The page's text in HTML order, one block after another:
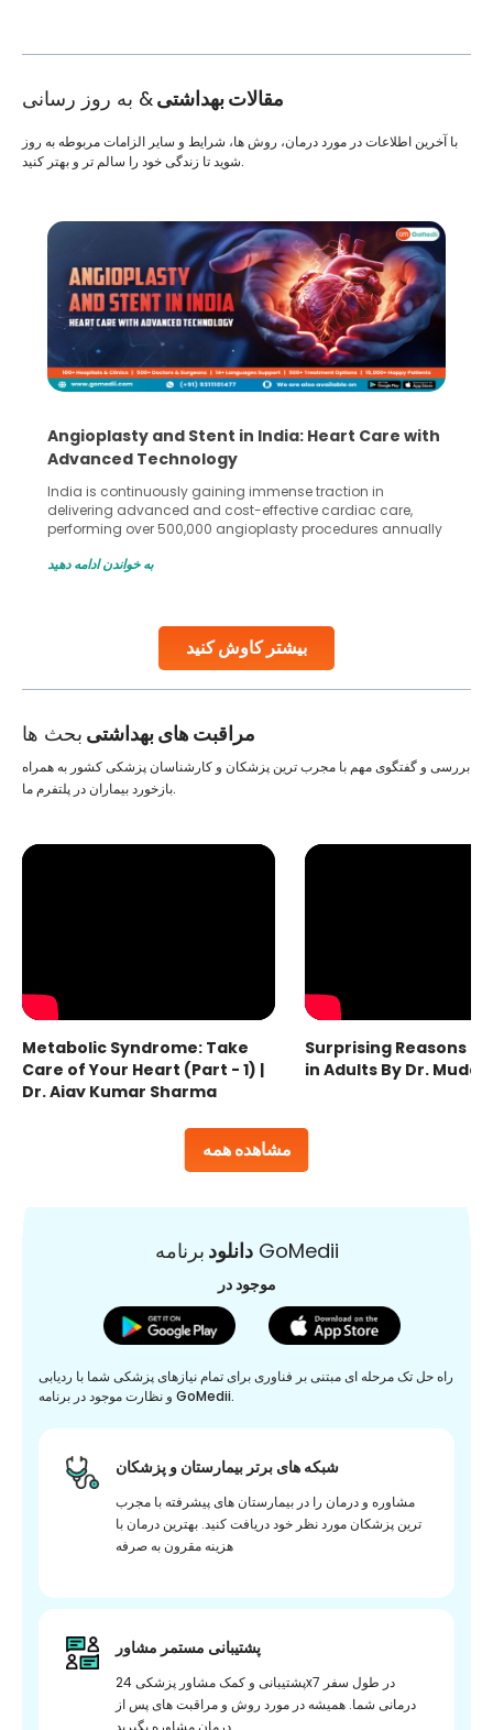
مقالات بهداشتی& به روز رسانی
بیشتر کاوش کنید
با آخرین اطلاعات در مورد درمان، روش ها، شرایط و سایر الزامات مربوطه به روز
شوید تا زندگی خود را سالم تر و بهتر کنید.
Angioplasty and Stent in India: Heart Care with
Advanced Technology
India is continuously gaining immense traction in
delivering advanced and cost-effective cardiac care,
performing over 500,000 angioplasty procedures annually
globe are searching for treatments like angioplasty and
Studies, such as one published
به خواندن ادامه دهید
مراقبت های بهداشتی بحث ها
مشاهده همه
بررسی و گفتگوی مهم با مجرب ترین پزشکان و کارشناسان پزشکی کشور به همراه
بازخورد بیماران در پلتفرم ما.
Metabolic Syndrome: Take
Care of Your Heart (Part - 1) |
Dr. Ajay Kumar Sharma
Surprising Reasons
in Adults By Dr.
دانلودبرنامه GoMedii
موجود در
راه حل تک مرحله ای مبتنی بر فناوری برای تمام نیازهای پزشکی شما با ردیابی
و نظارت موجود در برنامه GoMedii.
شبکه های برتر بیمارستان و پزشکان
مشاوره و درمان را در بیمارستان های پیشرفته با مجرب
ترین پزشکان مورد نظر خود دریافت کنید. بهترین درمان با
هزینه مقرون به صرفه
پشتیبانی مستمر مشاور
پشتیبانی و کمک مشاور پزشکی 24x7 در طول سفر
درمانی شما. همیشه در مورد روش و مراقبت های پس از
درمان مشاوره بگیرید.